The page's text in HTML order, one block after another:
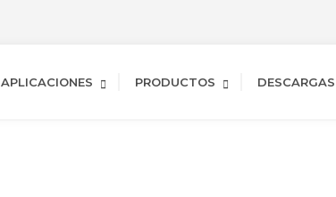
APLICACIONES PRODUCTOS DESCARGAS